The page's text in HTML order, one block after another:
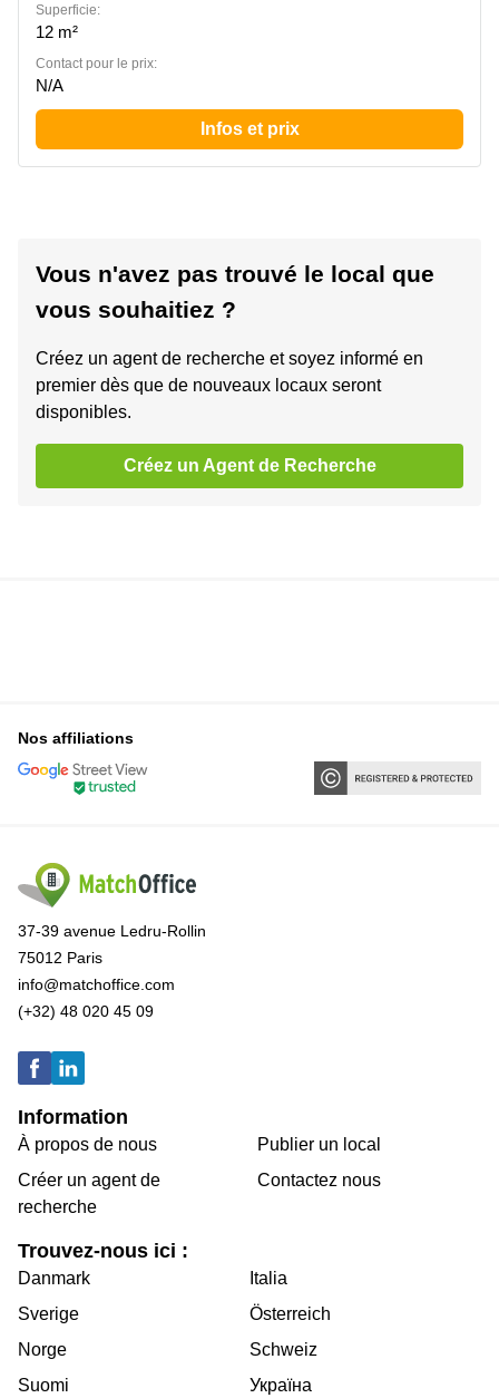
Superficie:
12 m²
Contact pour le prix:
N/A
Infos et prix
Vous n'avez pas trouvé le local que
vous souhaitiez ?
Créez un agent de recherche et soyez informé en
premier dès que de nouveaux locaux seront
disponibles.
Créez un Agent de Recherche
Nos affiliations
37-39 avenue Ledru-Rollin
75012 Paris
info@matchoffice.com
(+32) 48 020 45 09
Information
À propos de nous
Créer un agent de
recherche
Publier un local
Contactez nous
Trouvez-nous ici :
Danmark
Sverige
Norge
Suomi
Italia
Österreich
Schweiz
Україна